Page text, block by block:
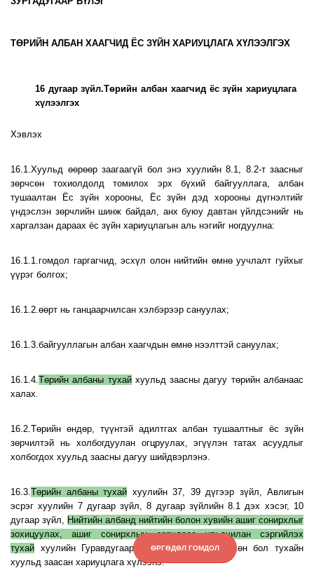
ТӨРИЙН АЛБАН ХААГЧИД ЁС ЗҮЙН ХАРИУЦЛАГА ХҮЛЭЭЛГЭХ
16 дугаар зүйл.Төрийн албан хаагчид ёс зүйн хариуцлага
хүлээлгэх
Хэвлэх
16.1.Хуульд өөрөөр заагаагүй бол энэ хуулийн 8.1, 8.2-т заасныг
зөрчсөн тохиолдолд томилох эрх бүхий байгууллага, албан
тушаалтан Ёс зүйн хорооны, Ёс зүйн дэд хорооны дүгнэлтийг
үндэслэн зөрчлийн шинж байдал, анх буюу давтан үйлдсэнийг нь
харгалзан дараах ёс зүйн хариуцлагын аль нэгийг ногдуулна:
16.1.1.гомдол гаргагчид, эсхүл олон нийтийн өмнө уучлалт гуйхыг
үүрэг болгох;
16.1.2.өөрт нь ганцаарчилсан хэлбэрээр сануулах;
16.1.3.байгууллагын албан хаагчдын өмнө нээлттэй сануулах;
16.1.4.Төрийн албаны тухайхуульд заасны дагуу төрийн албанаас
халах.
16.2.Төрийн өндөр, түүнтэй адилтгах албан тушаалтныг ёс зүйн
зөрчилтэй нь холбогдуулан огцруулах, эгүүлэн татах асуудлыг
холбогдох хуульд заасны дагуу шийдвэрлэнэ.
16.3.Төрийн албаны тухай хуулийн 37, 39 дүгээр зүйл, Авлигын
эсрэг хуулийн 7 дугаар зүйл, 8 дугаар зүйлийн 8.1 дэх хэсэг, 10
дугаар зүйл, Нийтийн албанд нийтийн болон хувийн ашиг сонирхлыг
зохицуулах, ашиг сонирхлын зөрчлөөс урьдчилан сэргийлэх
тухай хуулийн Гуравдугаар бүлэгт заасныг зөрчсөн бол тухайн
хуульд заасан хариуцлага хүлээнэ.
ӨРГӨДӨЛ ГОМДОЛ